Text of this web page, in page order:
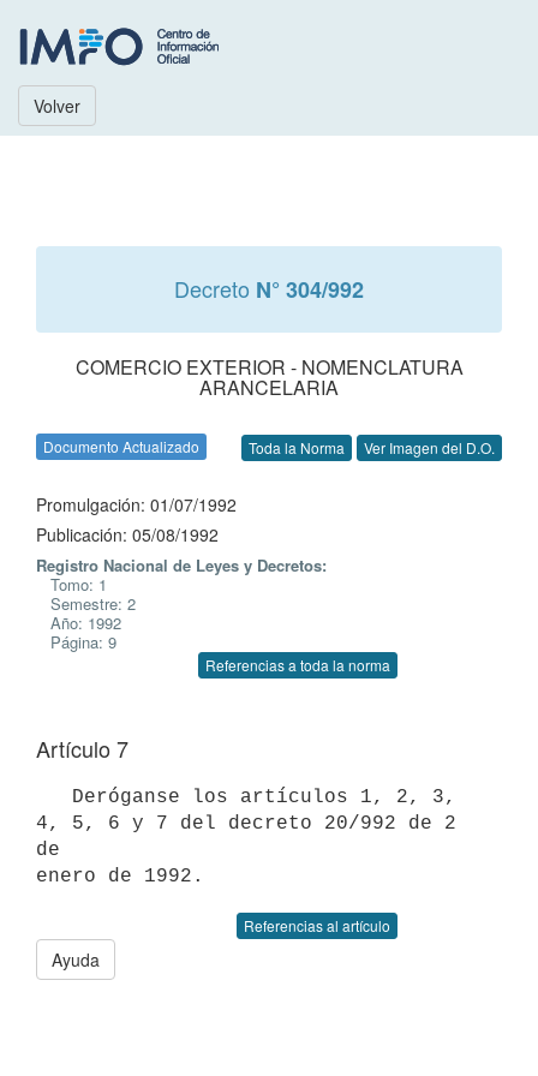
Volver
Decreto N° 304/992
COMERCIO EXTERIOR - NOMENCLATURA
ARANCELARIA
Documento Actualizado Toda la Norma Ver Imagen del D.O.
Promulgación: 01/07/1992
Publicación: 05/08/1992
Registro Nacional de Leyes y Decretos:
Tomo: 1
Semestre: 2
Año: 1992
Página: 9
Referencias a toda la norma
Artículo 7
4, 5, 6 y 7 del decreto 20/992 de 2
de
Referencias al artículo
Ayuda